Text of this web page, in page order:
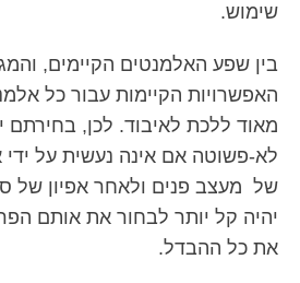
שימוש.
בין שפע האלמנטים הקיימים,
האפשרויות הקיימות עבור כל
מאוד ללכת לאיבוד. לכן, בחירתם
לא-פשוטה אם אינה נעשית על ידי
של מעצב פנים ולאחר אפיון של
יהיה קל יותר לבחור את אותם
את כל ההבדל.